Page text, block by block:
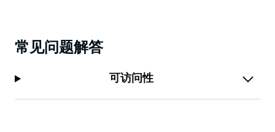
常见问题解答
可访问性